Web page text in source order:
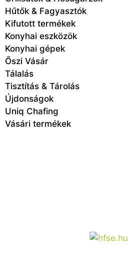
Hűtők & Fagyasztók
Kifutott termékek
Konyhai eszközök
Konyhai gépek
Őszi Vásár
Tálalás
Tisztítás & Tárolás
Újdonságok
Uniq Chafing
Vásári termékek